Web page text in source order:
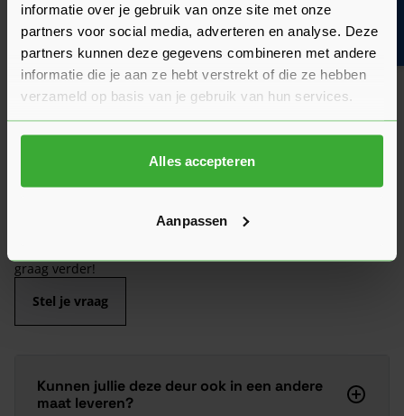
informatie over je gebruik van onze site met onze
partners voor social media, adverteren en analyse. Deze
partners kunnen deze gegevens combineren met andere
informatie die je aan ze hebt verstrekt of die ze hebben
verzameld op basis van je gebruik van hun services.
Alles accepteren
Aanpassen
8.5/10
Snelle en goede service
DoorWalter
Veelgestelde vragen
Hier vind je antwoorden op de meest gestelde vragen over dit
voor je op een rij gezet zodat je snel verder kunt.
Kun je het antwoord op jouw vraag niet vinden? Neem dan
graag verder!
Stel je vraag
Kunnen jullie deze deur ook in een andere
maat leveren?